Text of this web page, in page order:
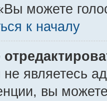
можете
к началу
являетесь
вы можете